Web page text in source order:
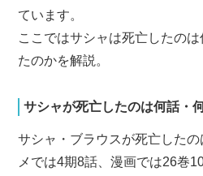
ています。
ここではサシャは死亡したの
たのかを解説。
サシャが死亡したのは何話・
サシャ・ブラウスが死亡した
メでは4期8話、漫画では26巻